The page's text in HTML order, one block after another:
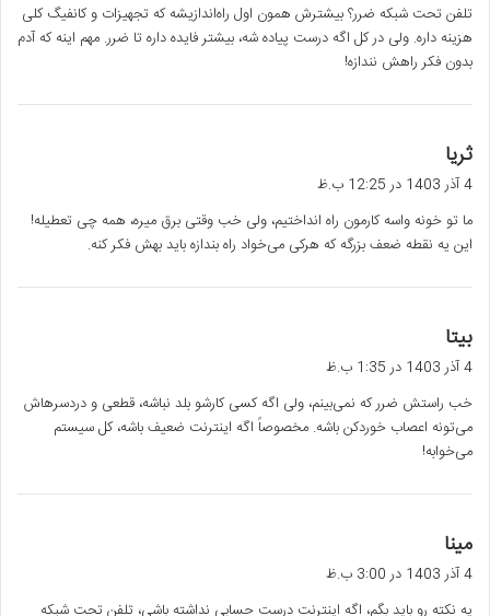
:
تلفن تحت شبکه ضرر؟ بیشترش همون اول راه‌اندازیشه که تجهیزات و کانفیگ کلی
هزینه داره. ولی در کل اگه درست پیاده شه، بیشتر فایده داره تا ضرر. مهم اینه که آدم
بدون فکر راهش نندازه!
ثریا
ف
ت
4 آذر 1403 در 12:25 ب.ظ
ما تو خونه واسه کارمون راه انداختیم، ولی خب وقتی برق میره، همه چی تعطیله!
این یه نقطه ضعف بزرگه که هرکی می‌خواد راه بندازه باید بهش فکر کنه.
بیتا
ف
ت
:
4 آذر 1403 در 1:35 ب.ظ
خب راستش ضرر که نمی‌بینم، ولی اگه کسی کارشو بلد نباشه، قطعی و دردسرهاش
می‌تونه اعصاب خوردکن باشه. مخصوصاً اگه اینترنت ضعیف باشه، کل سیستم
می‌خوابه!
مینا
ف
4 آذر 1403 در 3:00 ب.ظ
یه نکته رو باید بگم، اگه اینترنت درست حسابی نداشته باشی، تلفن تحت شبکه